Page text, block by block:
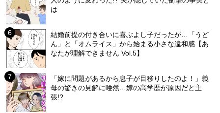
は
結婚前提の付き合いに喜ぶよし子だったが…「うど
ん」と「オムライス」から始まる小さな違和感【あ
なたが理解できません Vol.5】
「嫁に問題があるから息子が目移りしたのよ！」義
母の驚きの見解に唖然…嫁の高学歴が原因だと主
張!?